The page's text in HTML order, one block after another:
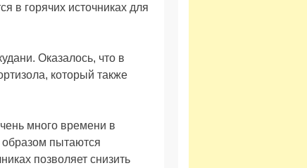
в горячих источниках для
Оказалось, что в
который также
много времени в
образом пытаются
позволяет снизить